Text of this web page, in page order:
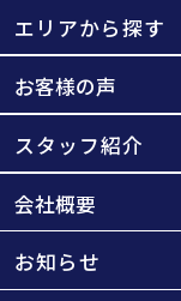
エリアから探す
お客様の声
スタッフ紹介
会社概要
お知らせ